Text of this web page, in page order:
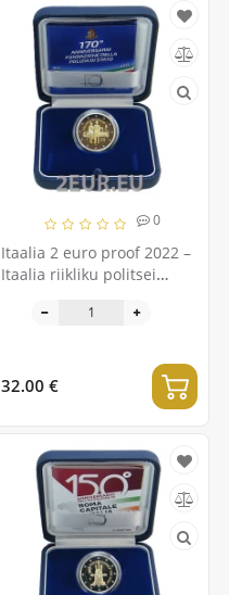
0
Itaalia 2 euro proof 2022 –
Itaalia riikliku politsei
32.00 €